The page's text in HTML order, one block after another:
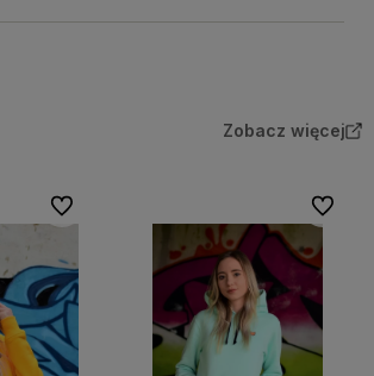
Zobacz więcej
Do ulubionych Do